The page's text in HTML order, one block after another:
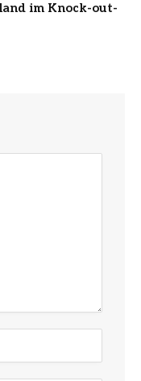
im Knock-out-